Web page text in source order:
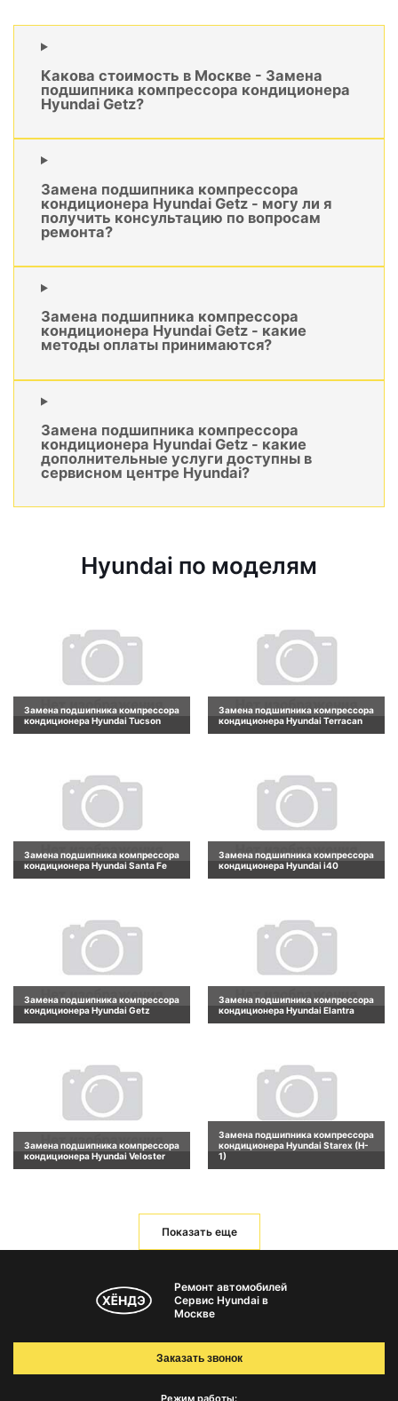
Какова стоимость в Москве - Замена
подшипника компрессора кондиционера
Hyundai Getz?
Замена подшипника компрессора
кондиционера Hyundai Getz - могу ли я
получить консультацию по вопросам
ремонта?
Замена подшипника компрессора
кондиционера Hyundai Getz - какие
методы оплаты принимаются?
Замена подшипника компрессора
кондиционера Hyundai Getz - какие
дополнительные услуги доступны в
сервисном центре Hyundai?
Hyundai по моделям
Замена подшипника компрессора
кондиционера Hyundai Tucson
Замена подшипника компрессора
кондиционера Hyundai Terracan
Замена подшипника компрессора
кондиционера Hyundai Santa Fe
Замена подшипника компрессора
кондиционера Hyundai i40
Замена подшипника компрессора
кондиционера Hyundai Getz
Замена подшипника компрессора
кондиционера Hyundai Elantra
Замена подшипника компрессора
кондиционера Hyundai Veloster
Замена подшипника компрессора
кондиционера Hyundai Starex (H-
1)
Показать еще
Ремонт автомобилей
Сервис Hyundai в
Москве
Заказать звонок